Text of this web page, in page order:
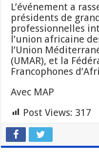
L’événement a
présidents de
professionnelles
l’union africaine
l’Union
(UMAR), et la
Francophones
Avec MAP
Post Views: 317